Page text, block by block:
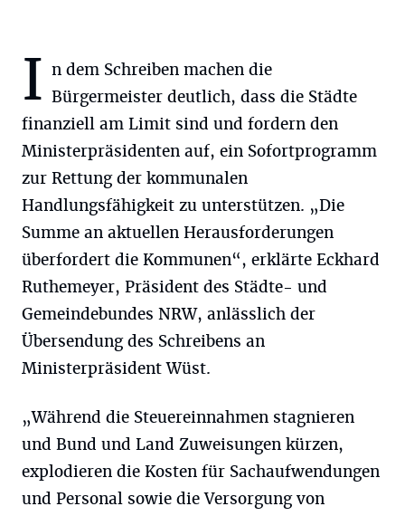
I n dem Schreiben machen die
Bürgermeister deutlich, dass die Städte
finanziell am Limit sind und fordern den
Ministerpräsidenten auf, ein Sofortprogramm
zur Rettung der kommunalen
Handlungsfähigkeit zu unterstützen. „Die
Summe an aktuellen Herausforderungen
überfordert die Kommunen“, erklärte Eckhard
Ruthemeyer, Präsident des Städte- und
Gemeindebundes NRW, anlässlich der
Übersendung des Schreibens an
Ministerpräsident Wüst.
„Während die Steuereinnahmen stagnieren
und Bund und Land Zuweisungen kürzen,
explodieren die Kosten für Sachaufwendungen
und Personal sowie die Versorgung von